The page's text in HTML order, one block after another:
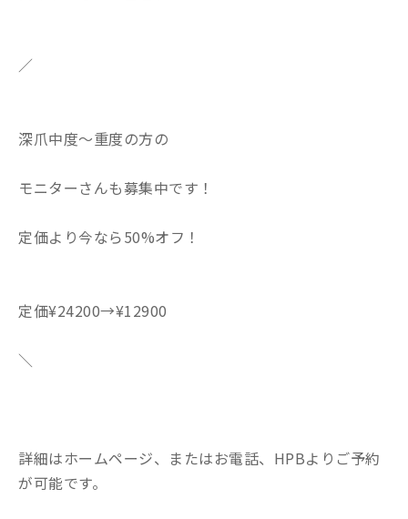
／
深爪中度〜重度の方の
モニターさんも募集中です！
定価より今なら50%オフ！
定価¥24200→¥12900
＼
詳細はホームページ、またはお電話、HPBよりご予約
が可能です。